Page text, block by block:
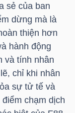
sẻ của ban
dừng mà là
thiện hơn
hành động
và tính nhân
chỉ khi nhân
sự tử tế và
chạm dịch